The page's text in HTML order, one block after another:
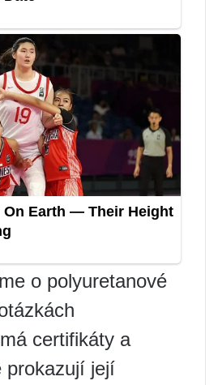
o polyuretanové
certifikáty a
prokazují její